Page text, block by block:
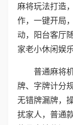
麻将玩法打造
作，一键开局
动，阳台客厅
家老小休闲娱
普通麻将
牌、字牌计分
无错牌漏牌，
扰家人，普通